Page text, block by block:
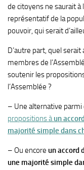
de citoyens ne saurait
représentatif de la
pouvoir, qui serait
D’autre part, quel
membres de
soutenir les
l’Assemblée ?
– Une alternative parmi
propositions àun
majorité simple dans
– Ou encore un accord
une majorité simple